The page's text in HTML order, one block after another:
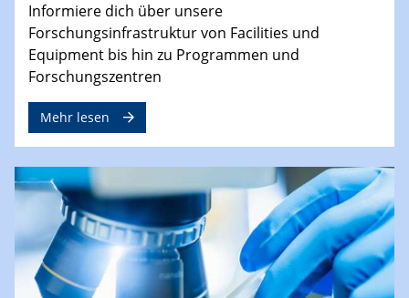
Informiere dich über unsere
Forschungsinfrastruktur von Facilities und
Equipment bis hin zu Programmen und
Forschungszentren
Mehr lesen